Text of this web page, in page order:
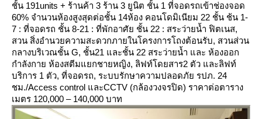
ชั้น 191units + ร้านค้า 3 ร้าน 3 ูนิต ชั้น 1 ที่จอดรถเข้าช่องจอด
60% จำนวนห้องสูงสุดต่อชั้น 14ห้อง คอนโดมิเนียม 22 ชั้น ช้น 1-
7 : ที่จอดรถ ชั้น 8-21 : ที่พักอาศัย ชั้น 22 : สระว่ายน้ำ ฟิตเนส,
สวน สิ่งอำนวยความสะดวกภายในโครงการถงต้อนรับ, สวนส่วน
กลางบริเวณชั้น G, ชั้น21 และชั้น 22 สระว่ายน้ำ และ ห้องออก
กำลังกาย ห้องสตีมแยกชายหญิง, ลิฟท์โดยสาร2 ตัว และลิฟท์
บริการ 1 ตัว, ที่จอดรถ, ระบบรักษาความปลอดภัย รปภ. 24
ชม./Access control ละCCTV (กล้องวงจรปิด) ราคาต่อตาราง
เมตร 120,000 – 140,000 บาท